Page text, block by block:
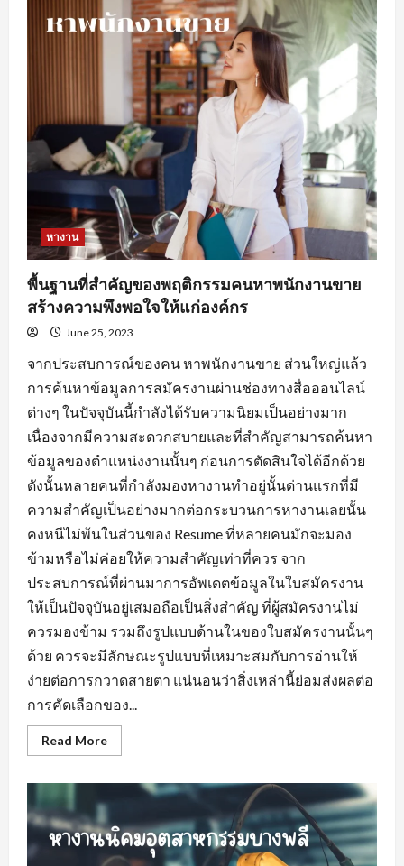
ดี
ใน
การ
งานprogrammerเพื่อ
ประสิทธิภาพ
หางาน
พื้นฐานที่สำคัญของพฤติกรรมคนหาพนักงานขาย
สร้างความพึงพอใจให้แก่องค์กร
June 25, 2023
จากประสบการณ์ของคน หาพนักงานขาย ส่วนใหญ่แล้ว
การค้นหาข้อมูลการสมัครงานผ่านช่องทางสื่อออนไลน์
ต่างๆ ในปัจจุบันนี้กำลังได้รับความนิยมเป็นอย่างมาก
เนื่องจากมีความสะดวกสบายและที่สำคัญสามารถค้นหา
ข้อมูลของตำแหน่งงานนั้นๆ ก่อนการตัดสินใจได้อีกด้วย
ดังนั้นหลายคนที่กำลังมองหางานทำอยู่นั้นด่านแรกที่มี
ความสำคัญเป็นอย่างมากต่อกระบวนการหางานเลยนั้น
คงหนีไม่พ้นในส่วนของ Resume ที่หลายคนมักจะมอง
ข้ามหรือไม่ค่อยให้ความสำคัญเท่าที่ควร จาก
ประสบการณ์ที่ผ่านมาการอัพเดตข้อมูลในใบสมัครงาน
ให้เป็นปัจจุบันอยู่เสมอถือเป็นสิ่งสำคัญ ที่ผู้สมัครงานไม่
ควรมองข้าม รวมถึงรูปแบบด้านในของใบสมัครงานนั้นๆ
ด้วย ควรจะมีลักษณะรูปแบบที่เหมาะสมกับการอ่านให้
ง่ายต่อการกวาดสายตา แน่นอนว่าสิ่งเหล่านี้ย่อมส่งผลต่อ
การคัดเลือกของ...
Read MoreRead
more
ที่
ของ
พฤติกรรม
คน